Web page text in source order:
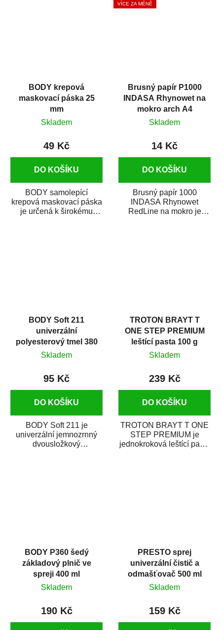
BODY krepová
maskovací páska 25
mm
Skladem
49 Kč
DO KOŠÍKU
BODY samolepící
krepová maskovací páska
je určená k širokému
VÍCE ZA MÉNĚ
Brusný papír P1000
INDASA Rhynowet na
mokro arch A4
Skladem
14 Kč
DO KOŠÍKU
Brusný papír 1000
INDASA Rhynowet
RedLine na mokro je
BODY Soft 211
univerzální
polyesterový tmel 380
g
Skladem
95 Kč
DO KOŠÍKU
BODY Soft 211 je
univerzální jemnozrnný
dvousložkový
TROTON BRAYT T
ONE STEP PREMIUM
leštící pasta 100 g
Skladem
239 Kč
DO KOŠÍKU
TROTON BRAYT T ONE
STEP PREMIUM je
jednokroková leštící pasta
BODY P360 šedý
základový plnič ve
spreji 400 ml
Skladem
190 Kč
PRESTO sprej
univerzální čistič a
odmašťovač 500 ml
Skladem
159 Kč